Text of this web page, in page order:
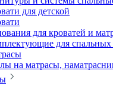
для детской
для кроватей и
для спальных
на матрасы,